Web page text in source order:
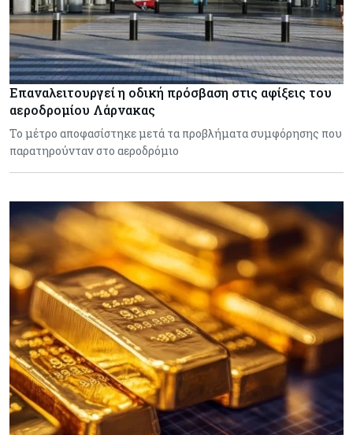
Επαναλειτουργεί η οδική πρόσβαση στις αφίξεις του
αεροδρομίου Λάρνακας
Το μέτρο αποφασίστηκε μετά τα προβλήματα συμφόρησης που
παρατηρούνταν στο αεροδρόμιο